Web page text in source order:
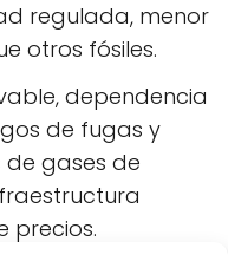
regulada, menor
otros fósiles.
dependencia
de fugas y
de gases de
precios.